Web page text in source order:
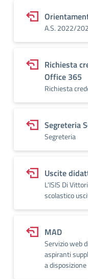
A.S. 2022/
Richiesta
Office 365
Richiesta
Segreteria
Segreteria
Uscite
L'ISIS Di
scolastico
MAD
Servizio web
aspiranti
a